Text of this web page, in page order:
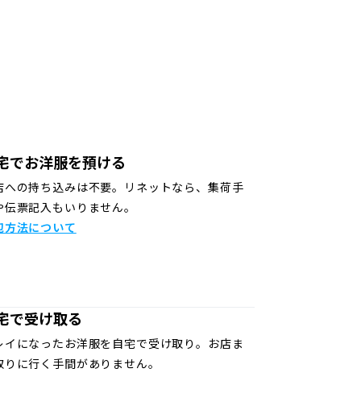
でお洋服を預ける
への持ち込みは不要。リネットなら、集荷手
伝票記入もいりません。
方法について
で受け取る
イになったお洋服を自宅で受け取り。お店ま
りに行く手間がありません。